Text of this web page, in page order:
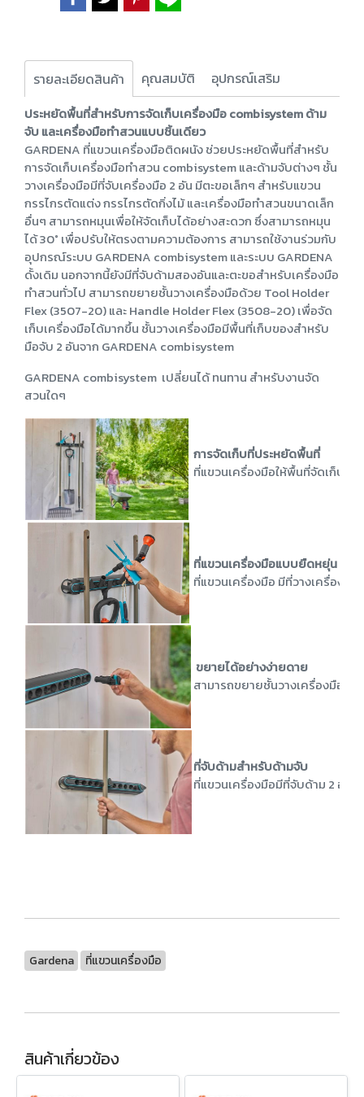
รายละเอียดสินค้า คุณสมบัติ อุปกรณ์เสริม
ประหยัดพื้นที่สำหรับการจัดเก็บเครื่องมือ combisystem ด้าม
จับ และเครื่องมือทำสวนแบบชิ้นเดียว
GARDENA ที่แขวนเครื่องมือติดผนัง ช่วยประหยัดพื้นที่สำหรับ
การจัดเก็บเครื่องมือทำสวน combisystem และด้ามจับต่างๆ ชั้น
วางเครื่องมือมีที่จับเครื่องมือ 2 อัน มีตะขอเล็กๆ สำหรับแขวน
กรรไกรตัดแต่ง กรรไกรตัดกิ่งไม้ และเครื่องมือทำสวนขนาดเล็ก
อื่นๆ สามารถหมุนเพื่อให้จัดเก็บได้อย่างสะดวก ซึ่งสามารถหมุน
ได้ 30° เพื่อปรับให้ตรงตามความต้องการ สามารถใช้งานร่วมกับ
อุปกรณ์ระบบ GARDENA combisystem และระบบ GARDENA
ดั้งเดิม นอกจากนี้ยังมีที่จับด้ามสองอันและตะขอสำหรับเครื่องมือ
ทำสวนทั่วไป สามารถขยายชั้นวางเครื่องมือด้วย Tool Holder
Flex (3507-20) และ Handle Holder Flex (3508-20) เพื่อจัด
เก็บเครื่องมือได้มากขึ้น ชั้นวางเครื่องมือมีพื้นที่เก็บของสำหรับ
มือจับ 2 อันจาก GARDENA combisystem
GARDENA combisystem เปลี่ยนได้ ทนทาน สำหรับงานจัด
สวนใดๆ
การจัดเก็บที่ประหยัดพื้นที่
ที่แขวนเครื่องมือให้พื้นที่จัดเก็บที่
ที่แขวนเครื่องมือแบบยืดหยุ่น
ที่แขวนเครื่องมือ มีที่วางเครื่องมื
ขยายได้อย่างง่ายดาย
สามารถขยายชั้นวางเครื่องมือด้
ที่จับด้ามสำหรับด้ามจับ
ที่แขวนเครื่องมือมีที่จับด้าม 2 อัน
Gardena ที่แขวนเครื่องมือ
สินค้าเกี่ยวข้อง